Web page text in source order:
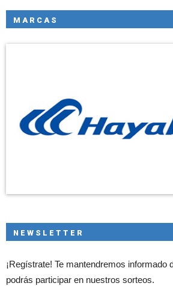
MARCAS
NEWSLETTER
¡Regístrate! Te mantendremos informado
podrás participar en nuestros sorteos.